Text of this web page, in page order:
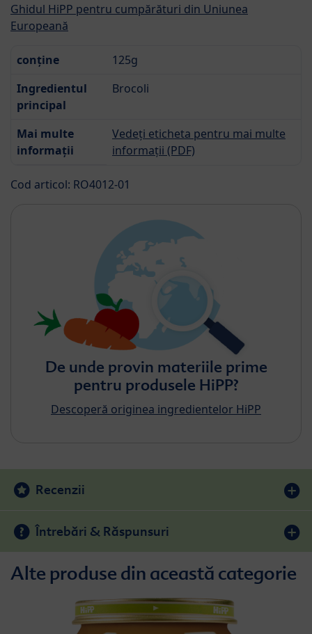
Ghidul HiPP pentru cumpărături din Uniunea
Europeană
conține
125g
Ingredientul
principal
Brocoli
Mai multe
informații
Vedeți eticheta pentru mai multe
informații (PDF)
Cod articol: RO4012-01
De unde provin materiile prime
pentru produsele HiPP?
Descoperă originea ingredientelor HiPP
Recenzii
Întrebări & Răspunsuri
Alte produse din această categorie